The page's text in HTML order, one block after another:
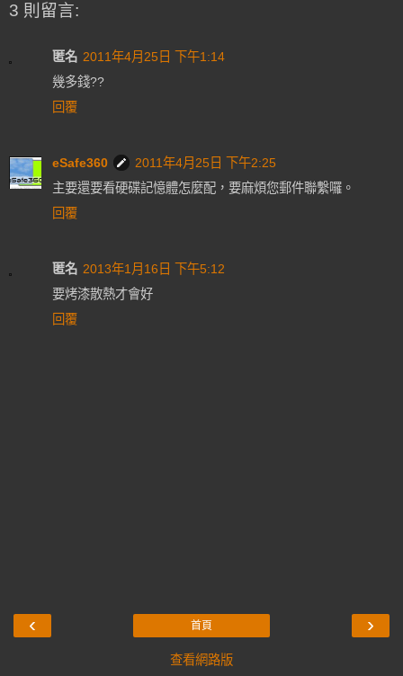
3 則留言:
匿名 2011年4月25日 下午1:14
幾多錢??
回覆
eSafe360
2011年4月25日 下午2:25
主要還要看硬碟記憶體怎麼配，要麻煩您郵件聯繫囉。
回覆
匿名 2013年1月16日 下午5:12
要烤漆散熱才會好
回覆
‹ ›
首頁
查看網路版